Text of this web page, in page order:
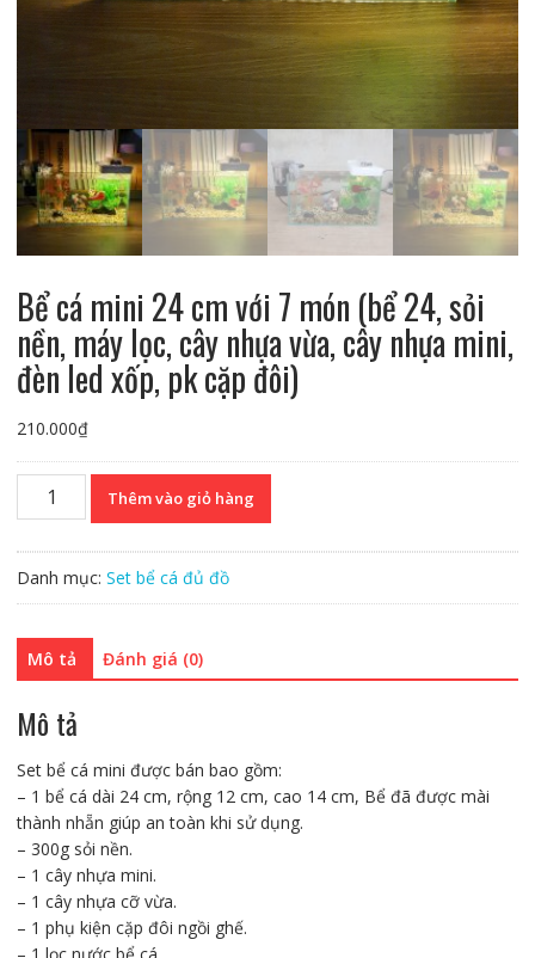
Bể cá mini 24 cm với 7 món (bể 24, sỏi
nền, máy lọc, cây nhựa vừa, cây nhựa mini,
đèn led xốp, pk cặp đôi)
210.000₫
cm
7
món
24,
nền,
máy
lọc,
cây
nhựa
vừa,
cây
Thêm vào giỏ hàng
Danh mục: Set bể cá đủ đồ
Mô tả Đánh giá (0)
Mô tả
Set bể cá mini được bán bao gồm:
– 1 bể cá dài 24 cm, rộng 12 cm, cao 14 cm, Bể đã được mài
thành nhẵn giúp an toàn khi sử dụng.
– 300g sỏi nền.
– 1 cây nhựa mini.
– 1 cây nhựa cỡ vừa.
– 1 phụ kiện cặp đôi ngồi ghế.